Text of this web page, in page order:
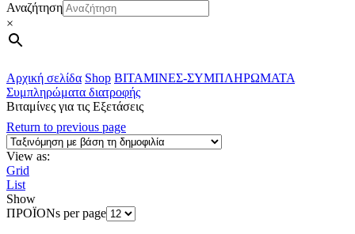
Αναζήτηση
×
Αρχική σελίδα Shop ΒΙΤΑΜΙΝΕΣ-ΣΥΜΠΛΗΡΩΜΑΤΑ
Συμπληρώματα διατροφής
Βιταμίνες για τις Εξετάσεις
Return to previous page
View as:
Grid
List
Show
ΠΡΟΪΟΝs per page